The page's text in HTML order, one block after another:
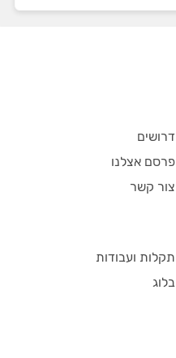
דרושים
פרסם אצלנו
צור קשר
תקלות ועבודות
בלוג